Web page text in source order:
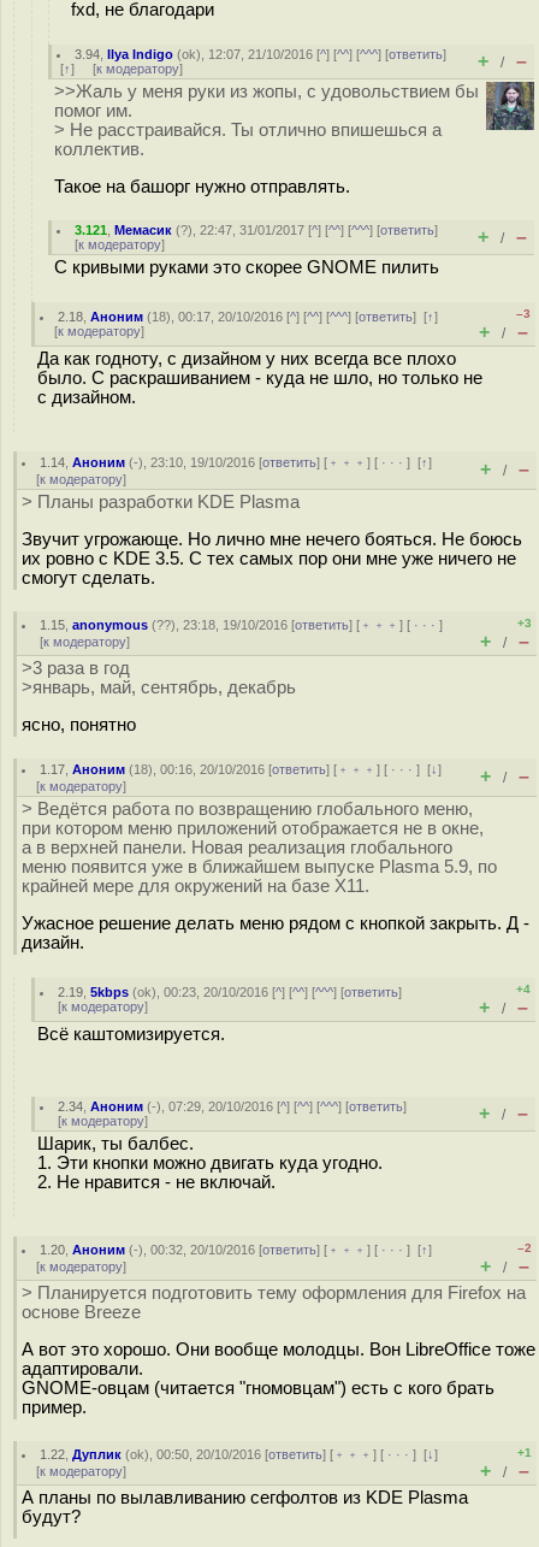
fxd, не благодари
3.94 ,Ilya Indigo (ok), 12:07, 21/10/2016 [^] [^^] [^^^] [ответить]
[↑] [к модератору] + / –
>>Жаль у меня руки из жопы, с удовольствием бы
помог им.
> Не расстраивайся. Ты отлично впишешься а
коллектив.
Такое на башорг нужно отправлять.
3.121 ,Мемасик (?), 22:47, 31/01/2017 [^] [^^] [^^^] [ответить]
[к модератору] + / –
С кривыми руками это скорее GNOME пилить
2.18 ,Аноним (18), 00:17, 20/10/2016 [^] [^^] [^^^] [ответить][↑]
[к модератору]
–3
+ / –
Да как годноту, с дизайном у них всегда все плохо
было. С раскрашиванием - куда не шло, но только не
с дизайном.
1.14 ,Аноним (-), 23:10, 19/10/2016 [ответить] [ ﹢﹢﹢] [ · · ·][↑]
[к модератору] + / –
> Планы разработки KDE Plasma
Звучит угрожающе. Но лично мне нечего бояться. Не боюсь
их ровно с KDE 3.5. С тех самых пор они мне уже ничего не
смогут сделать.
1.15 ,anonymous (??), 23:18, 19/10/2016 [ответить] [ ﹢﹢﹢] [ · · ·]
[к модератору]
+3
+ / –
>3 раза в год
>январь, май, сентябрь, декабрь
ясно, понятно
1.17 ,Аноним (18), 00:16, 20/10/2016 [ответить] [ ﹢﹢﹢] [ · · ·][↓]
[к модератору] + / –
> Ведётся работа по возвращению глобального меню,
при котором меню приложений отображается не в окне,
а в верхней панели. Новая реализация глобального
меню появится уже в ближайшем выпуске Plasma 5.9, по
крайней мере для окружений на базе X11.
Ужасное решение делать меню рядом с кнопкой закрыть. Д -
дизайн.
2.19 ,5kbps (ok), 00:23, 20/10/2016 [^] [^^] [^^^] [ответить]
[к модератору]
+4
+ / –
Всё каштомизируется.
2.34 ,Аноним (-), 07:29, 20/10/2016 [^] [^^] [^^^] [ответить]
[к модератору] + / –
Шарик, ты балбес.
1. Эти кнопки можно двигать куда угодно.
2. Не нравится - не включай.
1.20 ,Аноним (-), 00:32, 20/10/2016 [ответить] [ ﹢﹢﹢] [ · · ·][↑]
[к модератору]
–2
+ / –
> Планируется подготовить тему оформления для Firefox на
основе Breeze
А вот это хорошо. Они вообще молодцы. Вон LibreOffice тоже
адаптировали.
GNOME-овцам (читается "гномовцам") есть с кого брать
пример.
1.22 ,Дуплик (ok), 00:50, 20/10/2016 [ответить] [ ﹢﹢﹢] [ · · ·][↓]
[к модератору]
+1
+ / –
А планы по вылавливанию сегфолтов из KDE Plasma
будут?